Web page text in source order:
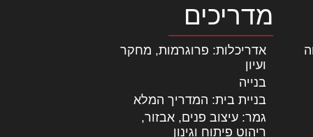
מדריכים
אדריכלות: פרוגרמות, מחקר
ועיון
בנייה
בניית בית: המדריך המלא
גמר: עיצוב פנים, אבזור,
ריהוט פיתוח וגינון